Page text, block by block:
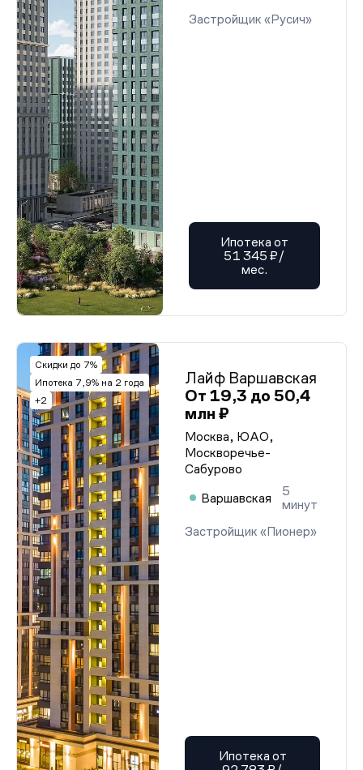
Застройщик «Русич»
Ипотека от
51 345 ₽/
мес.
Скидки до 7%
Ипотека 7,9% на 2 года
+2
Лайф Варшавская
От 19,3 до 50,4
млн ₽
Москва, ЮАО,
Москворечье-
Сабурово
Варшавская
5
минут
Застройщик «Пионер»
Ипотека от